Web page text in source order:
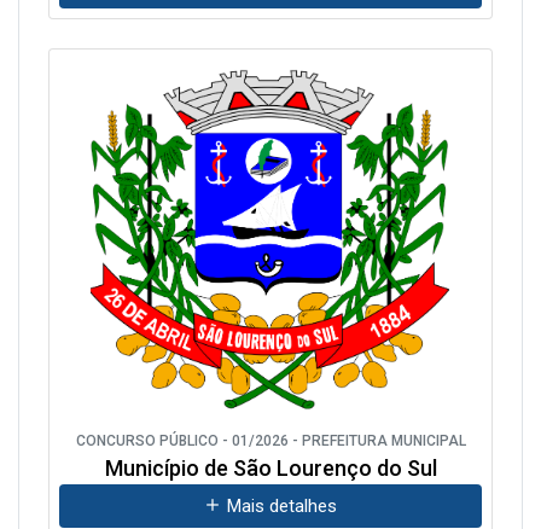
CONCURSO PÚBLICO - 01/2026 - PREFEITURA MUNICIPAL
Município de São Lourenço do Sul
Mais detalhes